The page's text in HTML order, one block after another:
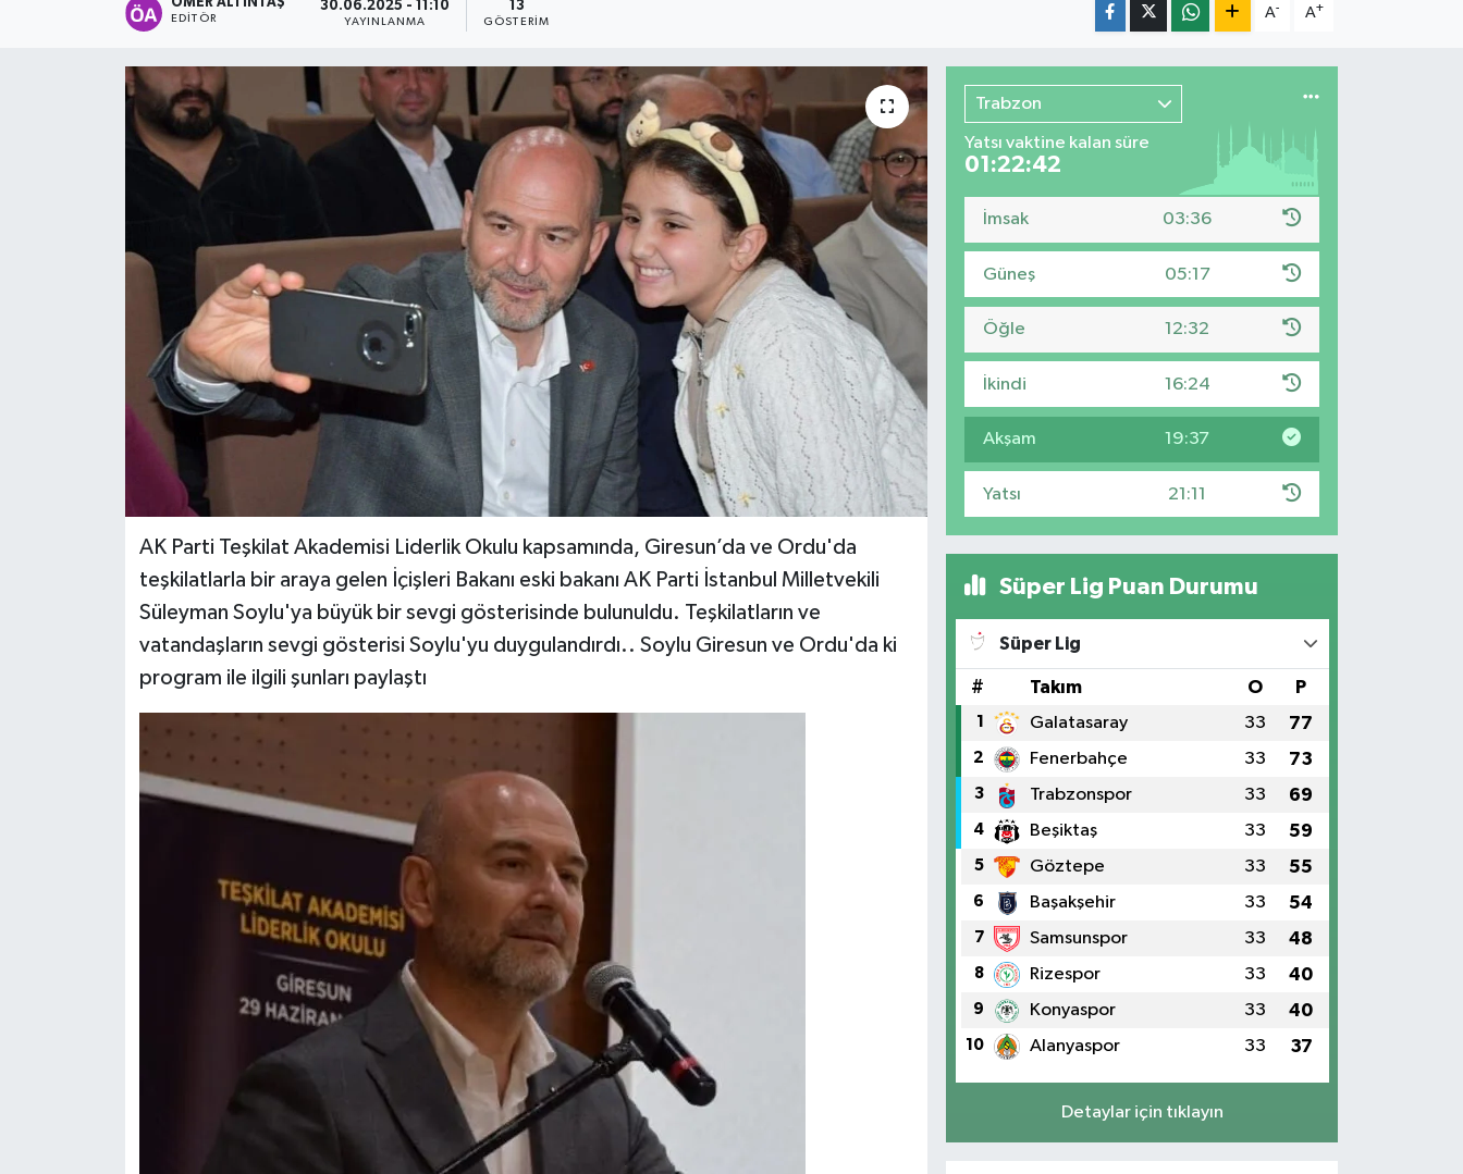
ÖMER ALTINTAŞ
EDITÖR
30.06.2025 - 11:10
YAYINLANMA
13
GÖSTERIM
A- A+
AK Parti Teşkilat Akademisi Liderlik Okulu kapsamında, Giresun’da ve Ordu'da
teşkilatlarla bir araya gelen İçişleri Bakanı eski bakanı AK Parti İstanbul Milletvekili
Süleyman Soylu'ya büyük bir sevgi gösterisinde bulunuldu. Teşkilatların ve
vatandaşların sevgi gösterisi Soylu'yu duygulandırdı.. Soylu Giresun ve Ordu'da ki
program ile ilgili şunları paylaştı
Trabzon
Yatsı vaktine kalan süre
01:22:40
İmsak 03:36
Güneş 05:17
Öğle 12:32
İkindi 16:24
Akşam 19:37
Yatsı 21:11
Süper Lig Puan Durumu
Süper Lig
# Takım O P
1 Galatasaray 33 77
2 Fenerbahçe 33 73
3 Trabzonspor 33 69
4 Beşiktaş 33 59
5 Göztepe 33 55
6 Başakşehir 33 54
7 Samsunspor 33 48
8 Rizespor 33 40
9 Konyaspor 33 40
10 Alanyaspor 33 37
Detaylar için tıklayın